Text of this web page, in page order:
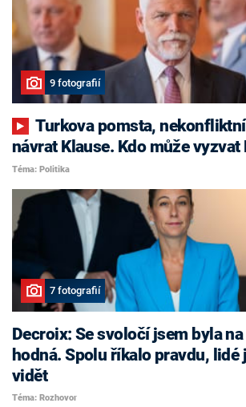
9 fotografií
Turkova pomsta, nekonfliktní Havlíček i
návrat Klause. Kdo může vyzvat
Téma: Politika
7 fotografií
Decroix: Se svoločí jsem byla
hodná. Spolu říkalo pravdu, lidé
vidět
Téma: Rozhovor